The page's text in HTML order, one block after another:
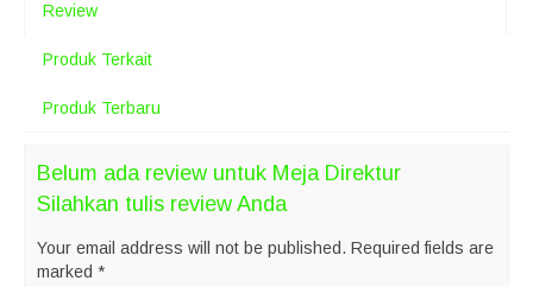
Review
Produk Terkait
Produk Terbaru
Belum ada review untuk Meja Direktur
Silahkan tulis review Anda
Your email address will not be published. Required fields are
marked *